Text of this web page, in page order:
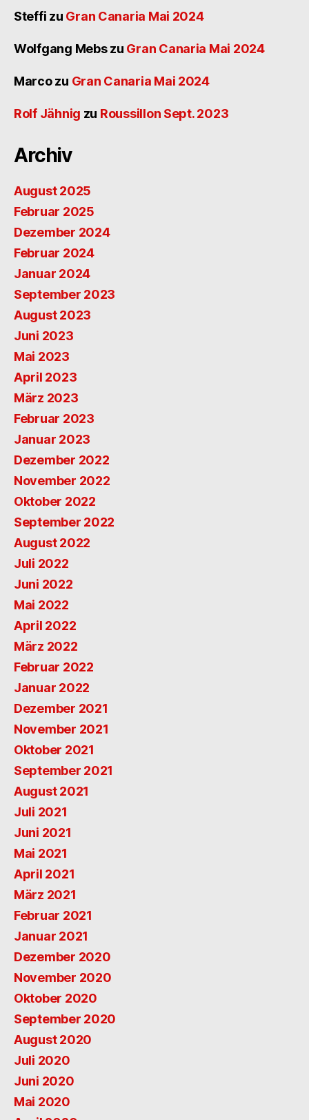
Steffi zu Gran Canaria Mai 2024
Wolfgang Mebszu Gran Canaria Mai 2024
Marcozu Gran Canaria Mai 2024
Rolf Jähnig zu Roussillon Sept. 2023
Archiv
August 2025
Februar 2025
Dezember 2024
Februar 2024
Januar 2024
September 2023
August 2023
Juni 2023
Mai 2023
April 2023
März 2023
Februar 2023
Januar 2023
Dezember 2022
November 2022
Oktober 2022
September 2022
August 2022
Juli 2022
Juni 2022
Mai 2022
April 2022
März 2022
Februar 2022
Januar 2022
Dezember 2021
November 2021
Oktober 2021
September 2021
August 2021
Juli 2021
Juni 2021
Mai 2021
April 2021
März 2021
Februar 2021
Januar 2021
Dezember 2020
November 2020
Oktober 2020
September 2020
August 2020
Juli 2020
Juni 2020
Mai 2020